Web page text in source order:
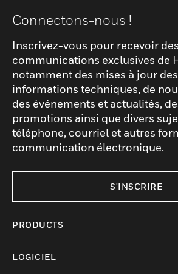
Connectons-nous !
Inscrivez-vous pour recevoir des
communications exclusives de
notamment des mises à jour
informations techniques, de
des événements et actualités,
promotions ainsi que divers
téléphone, courriel et autres
communication électronique.
S'INSCRIRE
PRODUCTS
LOGICIEL